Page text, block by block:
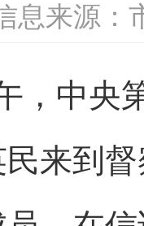
息来源：
，中央
来到